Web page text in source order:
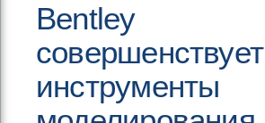
Bentley
совершенствует
инструменты